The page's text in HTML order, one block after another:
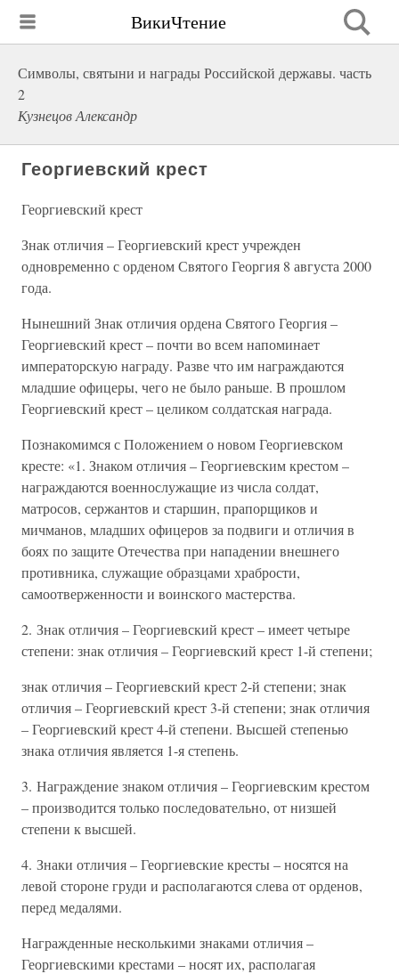
ВикиЧтение
Символы, святыни и награды Российской державы. часть
2
Кузнецов Александр
Георгиевский крест
Георгиевский крест
Знак отличия – Георгиевский крест учрежден
одновременно с орденом Святого Георгия 8 августа 2000
года.
Нынешний Знак отличия ордена Святого Георгия –
Георгиевский крест – почти во всем напоминает
императорскую награду. Разве что им награждаются
младшие офицеры, чего не было раньше. В прошлом
Георгиевский крест – целиком солдатская награда.
Познакомимся с Положением о новом Георгиевском
кресте: «1. Знаком отличия – Георгиевским крестом –
награждаются военнослужащие из числа солдат,
матросов, сержантов и старшин, прапорщиков и
мичманов, младших офицеров за подвиги и отличия в
боях по защите Отечества при нападении внешнего
противника, служащие образцами храбрости,
самоотверженности и воинского мастерства.
2. Знак отличия – Георгиевский крест – имеет четыре
степени: знак отличия – Георгиевский крест 1-й степени;
знак отличия – Георгиевский крест 2-й степени; знак
отличия – Георгиевский крест 3-й степени; знак отличия
– Георгиевский крест 4-й степени. Высшей степенью
знака отличия является 1-я степень.
3. Награждение знаком отличия – Георгиевским крестом
– производится только последовательно, от низшей
степени к высшей.
4. Знаки отличия – Георгиевские кресты – носятся на
левой стороне груди и располагаются слева от орденов,
перед медалями.
Награжденные несколькими знаками отличия –
Георгиевскими крестами – носят их, располагая